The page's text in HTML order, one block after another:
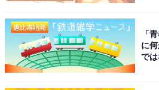
「
に
では